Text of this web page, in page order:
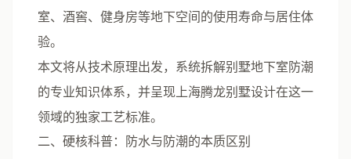
室、酒窖、健身房等地下空间的使用寿命与居住体
验。
本文将从技术原理出发，系统拆解别墅地下室防潮
的专业知识体系，并呈现上海腾龙别墅设计在这一
领域的独家工艺标准。
二、硬核科普：防水与防潮的本质区别